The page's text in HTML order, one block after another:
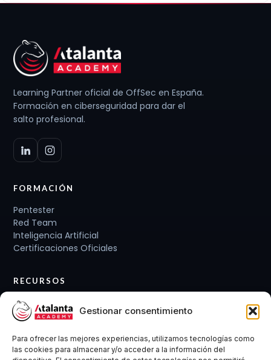
Gestionar consentimiento
Para ofrecer las mejores experiencias, utilizamos tecnologías como
las cookies para almacenar y/o acceder a la información del
Learning Partner oficial de OffSec en España.
Formación en ciberseguridad para dar el
salto profesional.
FORMACIÓN
Pentester
Red Team
Inteligencia Artificial
Certificaciones Oficiales
RECURSOS
Planes de carrera
Cursos y Packs
Conócenos